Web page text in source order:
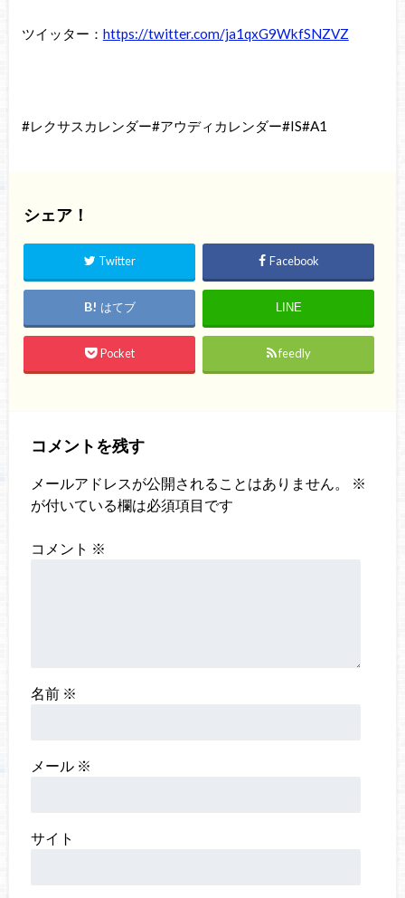
ツイッター： https://twitter.com/ja1qxG9WkfSNZVZ
#レクサスカレンダー#アウディカレンダー#IS#A1
シェア！
Twitter Facebook
はてブ LINE
Pocket feedly
コメントを残す
メールアドレスが公開されることはありません。
※
が付いている欄は必須項目です
コメント ※
名前 ※
メール ※
サイト